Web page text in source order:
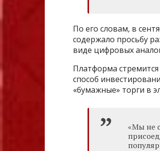
По его словам, в
содержало просьбу
виде цифровых
Платформа
способ
«бумажные» торги в
«Мы не